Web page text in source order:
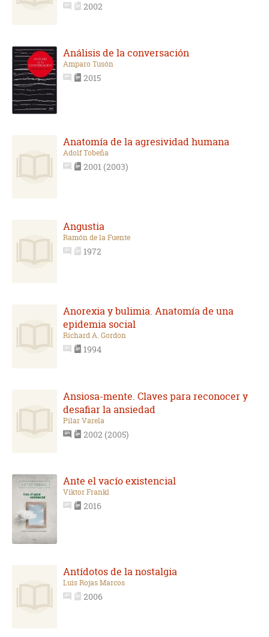
2002
Análisis de la conversación
Amparo Tusón
2015
Anatomía de la agresividad humana
Adolf Tobeña
2001 (2003)
Angustia
Ramón de la Fuente
1972
Anorexia y bulimia. Anatomía de una
epidemia social
Richard A. Gordon
1994
Ansiosa-mente. Claves para reconocer y
desafiar la ansiedad
Pilar Varela
2002 (2005)
Ante el vacío existencial
Viktor Frankl
2016
Antídotos de la nostalgia
Luis Rojas Marcos
2006